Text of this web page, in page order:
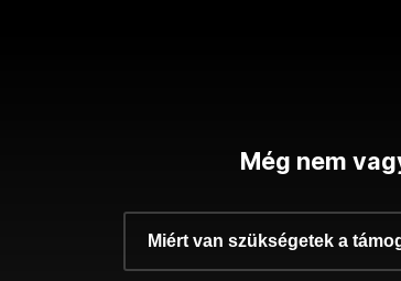
Még nem
Miért van szükségetek a